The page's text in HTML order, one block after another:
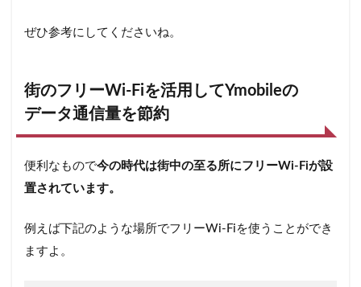
ぜひ参考にしてくださいね。
街のフリーWi-Fiを活用してYmobileの
データ通信量を節約
便利なもので今の時代は街中の至る所にフリーWi-Fiが設
置されています。
例えば下記のような場所でフリーWi-Fiを使うことができ
ますよ。